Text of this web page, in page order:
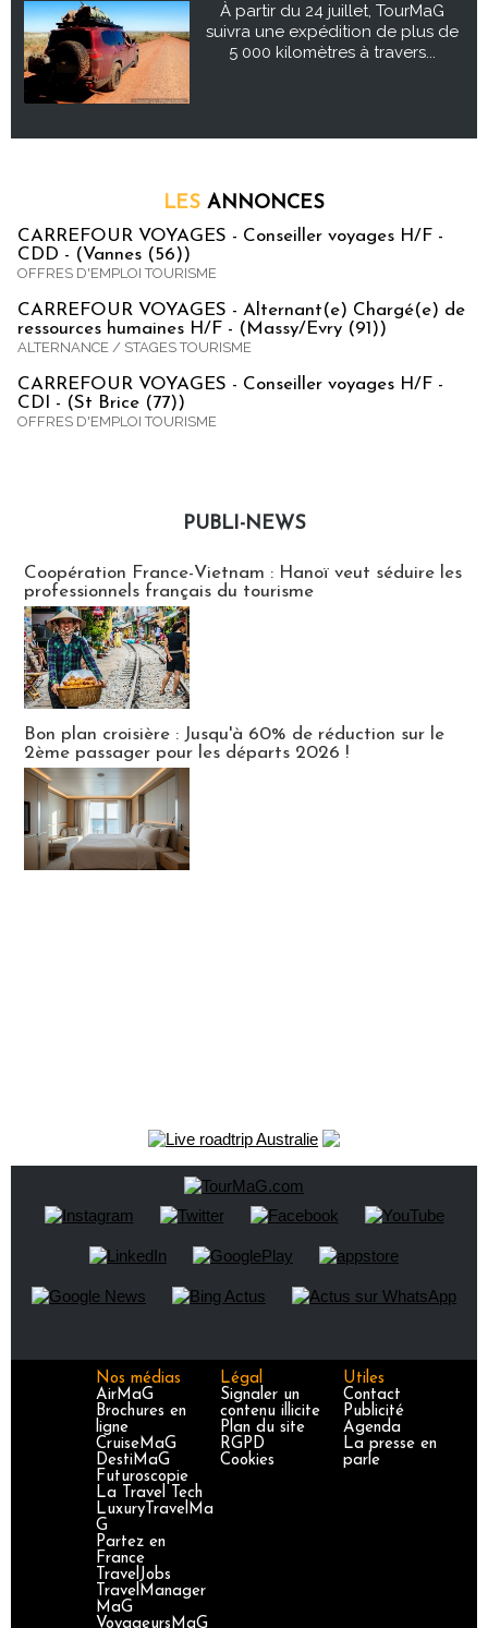
À partir du 24 juillet, TourMaG
suivra une expédition de plus de
5 000 kilomètres à travers...
LES ANNONCES
CARREFOUR VOYAGES - Conseiller voyages H/F -
CDD - (Vannes (56))
OFFRES D'EMPLOI TOURISME
CARREFOUR VOYAGES - Alternant(e) Chargé(e) de
ressources humaines H/F - (Massy/Evry (91))
ALTERNANCE / STAGES TOURISME
CARREFOUR VOYAGES - Conseiller voyages H/F -
CDI - (St Brice (77))
OFFRES D'EMPLOI TOURISME
PUBLI-NEWS
Coopération France-Vietnam : Hanoï veut séduire les
professionnels français du tourisme
Bon plan croisière : Jusqu'à 60% de réduction sur le
2ème passager pour les départs 2026 !
Nos médias
AirMaG
Brochures en
ligne
CruiseMaG
DestiMaG
Futuroscopie
La Travel Tech
LuxuryTravelMa
G
Partez en
France
TravelJobs
TravelManager
MaG
VoyageursMaG
Légal
Signaler un
contenu illicite
Plan du site
RGPD
Cookies
Utiles
Contact
Publicité
Agenda
La presse en
parle